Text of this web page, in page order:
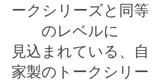
ークシリーズと同等
のレベルに
見込まれている、自
家製のトークシリー